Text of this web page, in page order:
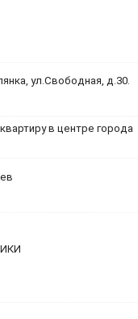
ул.Свободная, д.30.
в центре города